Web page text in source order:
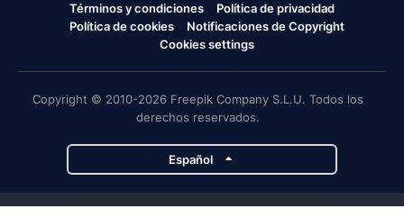
Términos y condiciones
Política de privacidad
Política de cookies
Notificaciones de Copyright
Cookies settings
Copyright © 2010-2026 Freepik Company S.L.U. Todos los
derechos reservados.
Español